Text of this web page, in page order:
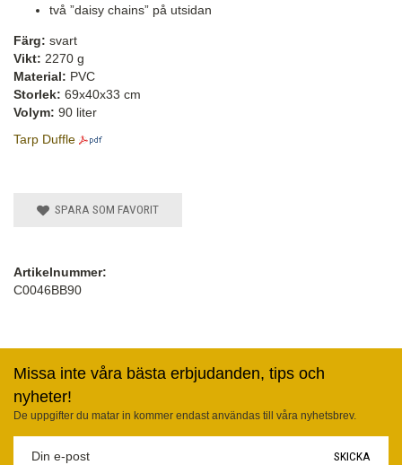
två ”daisy chains” på utsidan
Färg: svart
Vikt: 2270 g
Material: PVC
Storlek: 69x40x33 cm
Volym: 90 liter
Tarp Duffle
SPARA SOM FAVORIT
Artikelnummer:
C0046BB90
Missa inte våra bästa erbjudanden, tips och
nyheter!
De uppgifter du matar in kommer endast användas till våra nyhetsbrev.
SKICKA